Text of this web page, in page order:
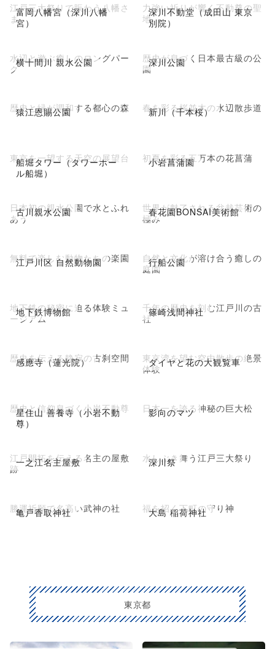
富岡八幡宮（深川八幡
宮）
江戸三大祭りで賑わう八幡さ
ま
深川不動堂（成田山 東京
別院）
力強い祈りが響く不動尊の聖
地
横十間川 親水公園
水辺と遊ぶ癒しのロングパー
ク
深川公園
歴史が息づく日本最古級の公
園
猿江恩賜公園
歴史と緑が調和する都心の森 新川（千本桜）
春を彩る桜並木の水辺散歩道
船堀タワー（タワーホー
ル船堀）
東京を一望する天空の展望台 小岩菖蒲園
初夏を彩る五万本の花菖蒲
古川親水公園
日本初の親水公園で水とふれ
あう
春花園BONSAI美術館
世界が魅了される盆栽芸術の
極み
江戸川区 自然動物園
無料で楽しむ動物たちの楽園 行船公園
自然と文化が溶け合う癒しの
庭園
地下鉄博物館
地下鉄の秘密に迫る体験ミュ
ージアム
篠崎浅間神社
千年の歴史を刻む江戸川の古
社
感應寺（蓮光院）
歴史を伝える静寂の古刹空間 ダイヤと花の大観覧車
東京湾を望む空中散歩の絶景
体験
星住山 善養寺（小岩不動
尊）
歴史と信仰息づく小岩不動尊 影向のマツ
日本一を誇る神秘の巨大松
一之江名主屋敷
江戸開拓を伝える名主の屋敷
跡
深川祭
水しぶき舞う江戸三大祭り
亀戸香取神社
勝運祈願で名高い武神の社 大島 稲荷神社
福を招く下町の守り神
東京都